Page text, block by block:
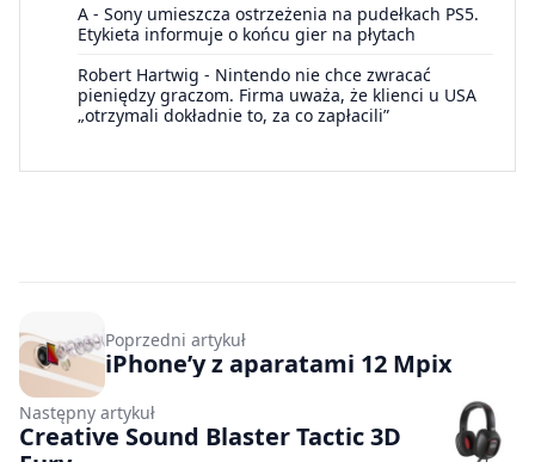
A - Sony umieszcza ostrzeżenia na pudełkach PS5.
Etykieta informuje o końcu gier na płytach
Robert Hartwig - Nintendo nie chce zwracać
pieniędzy graczom. Firma uważa, że klienci u USA
„otrzymali dokładnie to, za co zapłacili”
Poprzedni artykuł
iPhone’y z aparatami 12 Mpix
Następny artykuł
Creative Sound Blaster Tactic 3D